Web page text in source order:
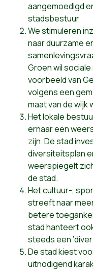
aangemoedigd
stadsbestuur
We stimuleren
naar duurzame
Groen wil
voorbeeld van
volgens een
maat van de wijk
Het lokale
ernaar een
zijn. De stad
diversiteitsplan
weerspiegelt
de stad.
Het cultuur-,
streeft naar
betere
stad hanteert
steeds een
De stad kiest
uitnodigend